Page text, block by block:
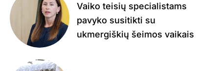
Vaiko teisių specialistams
pavyko susitikti su
ukmergiškių šeimos vaikais